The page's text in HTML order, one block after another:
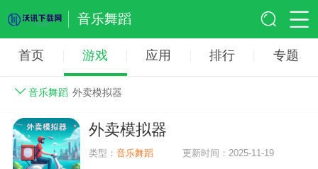
音乐舞蹈
首页 游戏 应用 排行 专题
音乐舞蹈 外卖模拟器
外卖模拟器
类型：音乐舞蹈 更新时间：2025-11-19